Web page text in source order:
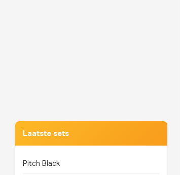
TOP 10 POKEMON
Laatste sets
Pitch Black